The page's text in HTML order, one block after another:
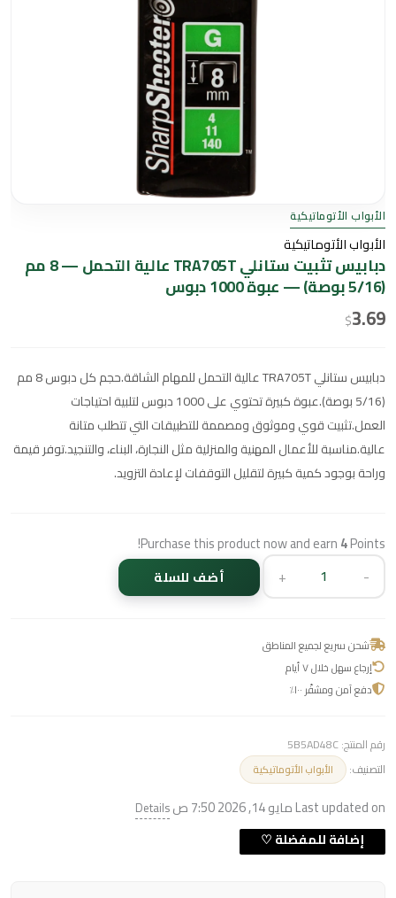
الأبواب الأتوماتيكية
الأبواب الأتوماتيكية
دبابيس تثبيت ستانلي TRA705T عالية التحمل — 8 مم
(5/16 بوصة) — عبوة 1000 دبوس
$3.69
دبابيس ستانلي TRA705T عالية التحمل للمهام الشاقة.حجم كل دبوس 8 مم
(5/16 بوصة).عبوة كبيرة تحتوي على 1000 دبوس لتلبية احتياجات
العمل.تثبيت قوي وموثوق ومصممة للتطبيقات التي تتطلب متانة
عالية.مناسبة للأعمال المهنية والمنزلية مثل النجارة، البناء، والتنجيد.توفر قيمة
وراحة بوجود كمية كبيرة لتقليل التوقفات لإعادة التزويد.
Purchase this product now and earn4Points!
-
+ أضف للسلة
شحن سريع لجميع المناطق
إرجاع سهل خلال ٧ أيام
دفع آمن ومشفّر ١٠٠٪
رقم المنتج:5B5AD48C
التصنيف:
الأبواب الأتوماتيكية
Last updated on مايو 14, 2026 7:50 ص Details